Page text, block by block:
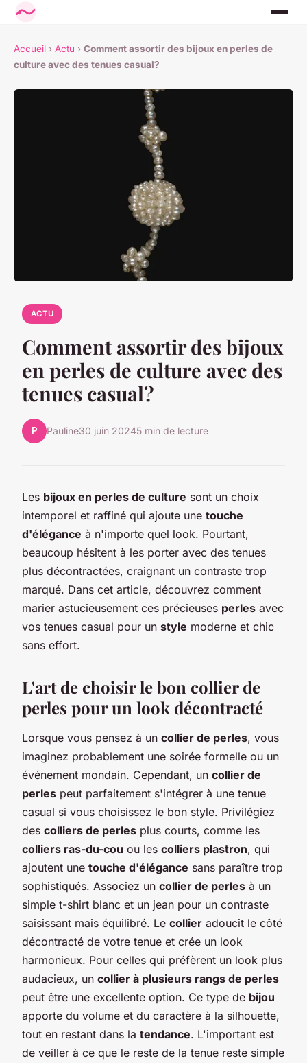
Accueil › Actu › Comment assortir des bijoux en perles de
culture avec des tenues casual?
ACTU
Comment assortir des bijoux
en perles de culture avec des
tenues casual?
P Pauline30 juin 20245 min de lecture
Les bijoux en perles de culture sont un choix
intemporel et raffiné qui ajoute une touche
d'élégance à n'importe quel look. Pourtant,
beaucoup hésitent à les porter avec des tenues
plus décontractées, craignant un contraste trop
marqué. Dans cet article, découvrez comment
marier astucieusement ces précieuses perles avec
vos tenues casual pour un style moderne et chic
sans effort.
L'art de choisir le bon collier de
perles pour un look décontracté
Lorsque vous pensez à un collier de perles, vous
imaginez probablement une soirée formelle ou un
événement mondain. Cependant, un collier de
perles peut parfaitement s'intégrer à une tenue
casual si vous choisissez le bon style. Privilégiez
des colliers de perles plus courts, comme les
colliers ras-du-cou ou les colliers plastron, qui
ajoutent une touche d'élégance sans paraître trop
sophistiqués. Associez un collier de perles à un
simple t-shirt blanc et un jean pour un contraste
saisissant mais équilibré. Le collier adoucit le côté
décontracté de votre tenue et crée un look
harmonieux. Pour celles qui préfèrent un look plus
audacieux, un collier à plusieurs rangs de perles
peut être une excellente option. Ce type de bijou
apporte du volume et du caractère à la silhouette,
tout en restant dans la tendance. L'important est
de veiller à ce que le reste de la tenue reste simple